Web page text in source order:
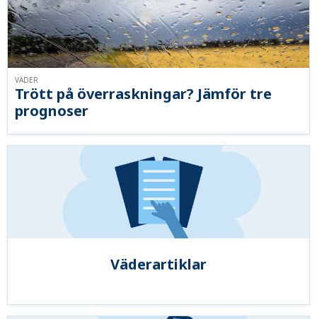
Trött på överraskningar? Jämför tre
prognoser
VÄDER
Väderartiklar